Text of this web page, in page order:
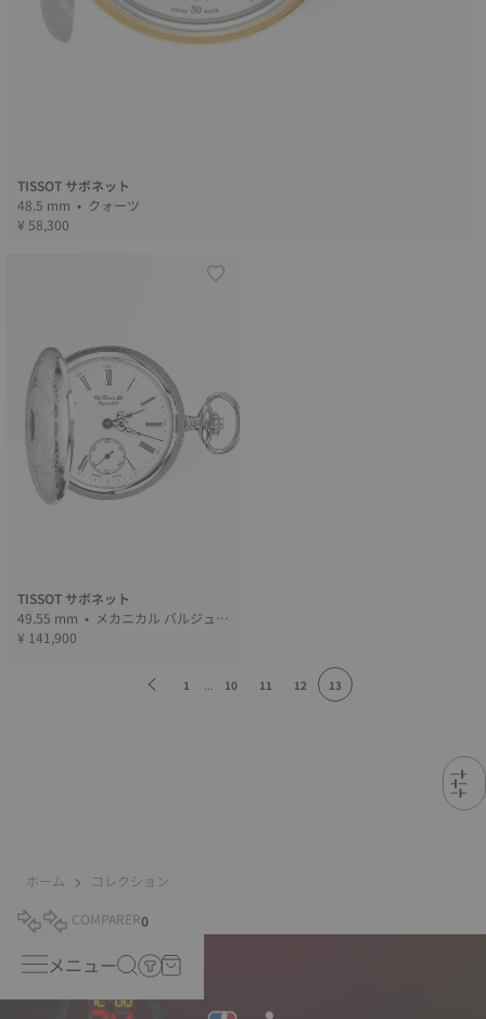
TISSOT サボネット
48.5 mm • クォーツ
¥ 58,300
TISSOT サボネット
49.55 mm • メカニカル バルジュ
ー
¥ 141,900
1 10 11 12 13
ホーム コレクション
COMPARER0
メニュー